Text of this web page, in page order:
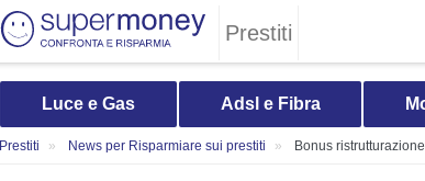
Prestiti
Luce e Gas Adsl e Fibra
Prestiti News per Risparmiare sui prestiti Bonus